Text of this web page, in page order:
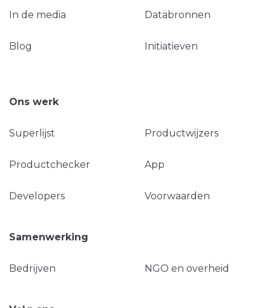
In de media Databronnen
Blog Initiatieven
Ons werk
Superlijst Productwijzers
Productchecker App
Developers Voorwaarden
Samenwerking
Bedrijven NGO en overheid